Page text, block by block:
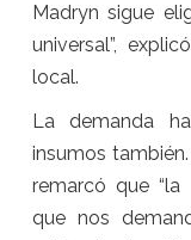
Madryn sigue
universal”,
local.
La demanda
insumos
remarcó que
que nos